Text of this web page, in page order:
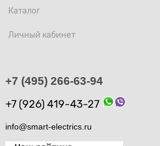
Каталог
Личный кабинет
+7 (495) 266-63-94
+7 (926) 419-43-27
info@smart-electrics.ru